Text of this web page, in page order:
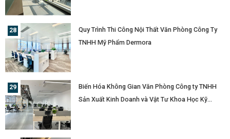
Quy Trình Thi Công Nội Thất Văn Phòng Công Ty
TNHH Mỹ Phẩm Dermora
Biến Hóa Không Gian Văn Phòng Công ty TNHH
Sản Xuất Kinh Doanh và Vật Tư Khoa Học Kỹ